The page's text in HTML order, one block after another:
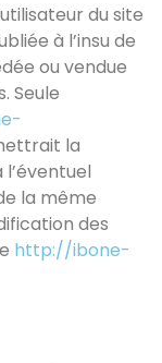
du site
à l’insu de
ou vendue
Seule
la
la même
des
http://ibone-